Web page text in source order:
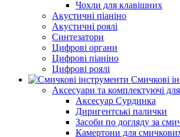
Чохли для клавішних
Акустичні піаніно
Акустичні роялі
Синтезатори
Цифрові органи
Цифрові піаніно
Цифрові роялі
Смичкові
Аксесуари та комплектуючі
Аксесуар Сурдинка
Диригентські палички
Засоби по догляду за
Камертони для